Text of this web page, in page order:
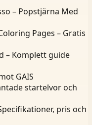
– Popstjärna Med
Pages – Gratis
– Komplett guide
GAIS
startelvor och
pris och